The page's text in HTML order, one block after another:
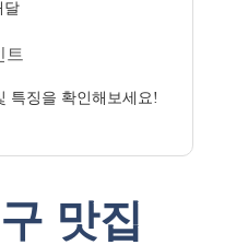
달
트
특징을 확인해보세요!
맛집